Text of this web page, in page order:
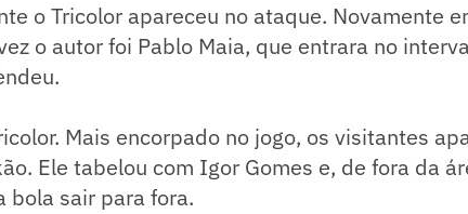
o Tricolor apareceu no ataque. Novamente
o autor foi Pablo Maia, que entrara no
Mais encorpado no jogo, os visitantes
Ele tabelou com Igor Gomes e, de fora da
bola sair para fora.